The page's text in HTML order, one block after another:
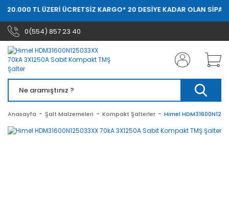
ÜZERİ ÜCRETSİZ KARGO* 20 DESİYE KADAR OLAN
0(554) 857 23 40
Anasayfa Şalt Malzemeleri Kompakt Şalterler Himel